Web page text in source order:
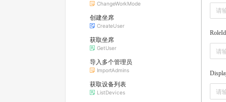
ChangeWorkMode
创建坐席
CreateUser
获取坐席
GetUser
导入多个管理员
ImportAdmins
获取设备列表
ListDevices
RoleId